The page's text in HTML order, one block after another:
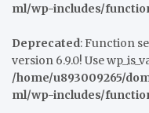
ml/wp-includes/
Deprecated: Function
version 6.9.0! Use
/home/u893009265/
ml/wp-includes/